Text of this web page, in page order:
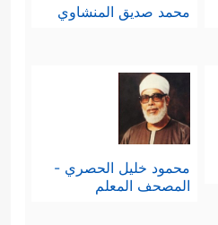
محمد صديق المنشاوي
محمود خليل الحصري -
المصحف المعلم